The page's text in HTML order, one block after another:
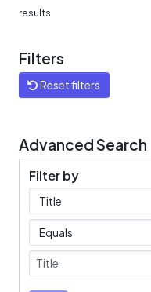
results
Filters
Reset filters
Advanced Search
Filter by
Filters
Operators